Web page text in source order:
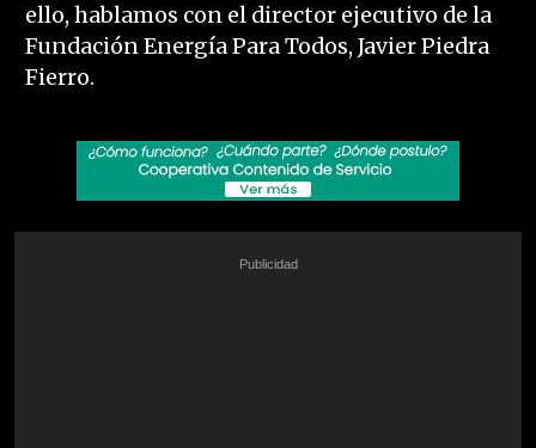
ello, hablamos con el director ejecutivo de la
Fundación Energía Para Todos, Javier Piedra
Fierro.